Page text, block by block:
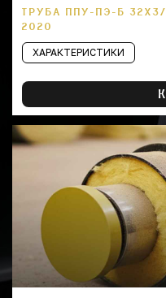
ТРУБА ППУ-ПЭ-Б 32Х3/
2020
ХАРАКТЕРИСТИКИ